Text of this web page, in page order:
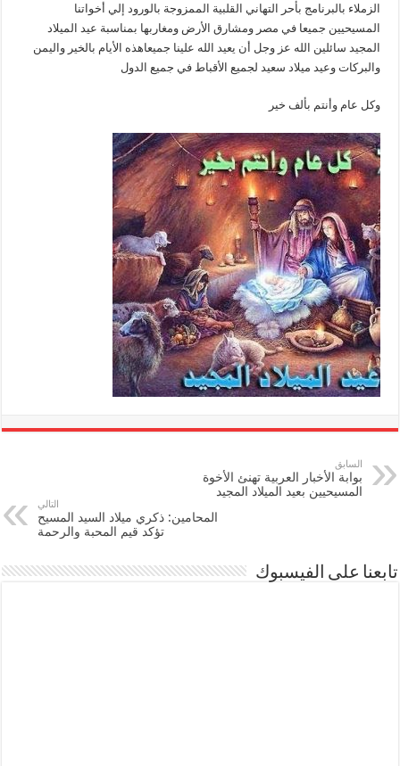
الزملاء بالبرنامج بأحر التهاني القلبية الممزوجة بالورود إلي أخواتنا
المسيحيين جميعا في مصر ومشارق الأرض ومغاربها بمناسبة عيد الميلاد
المجيد سائلين الله عز وجل أن يعيد الله علينا جميعاهذه الأيام بالخير واليمن
والبركات وعيد ميلاد سعيد لجميع الأقباط في جميع الدول
وكل عام وأنتم بألف خير
السابق
بوابة الأخبار العربية تهنئ الأخوة
المسيحيين بعيد الميلاد المجيد
التالي
المحامين: ذكري ميلاد السيد المسيح
تؤكد قيم المحبة والرحمة
تابعنا على الفيسبوك